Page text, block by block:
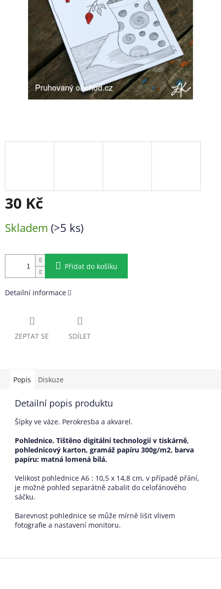
30 Kč
cena:
Skladem (>5 ks)
Přidat do košíku
Detailní informace
ZEPTAT SE SDÍLET
Popis Diskuze
Detailní popis produktu
Šípky ve váze. Perokresba a akvarel.
Pohlednice. Tištěno digitální technologií v tiskárně,
pohlednicový karton, gramáž papíru 300g/m2, barva
papíru: matná lomená bílá.
Velikost pohlednice A6 : 10,5 x 14,8 cm, v případě přání,
je možné pohled separátně zabalit do celofánového
sáčku.
Barevnost pohlednice se může mírně lišit vlivem
fotografie a nastavení monitoru.
Z